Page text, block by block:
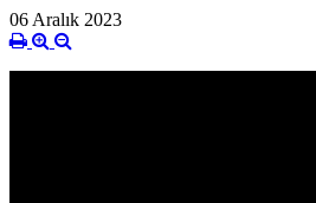
06 Aralık 2023